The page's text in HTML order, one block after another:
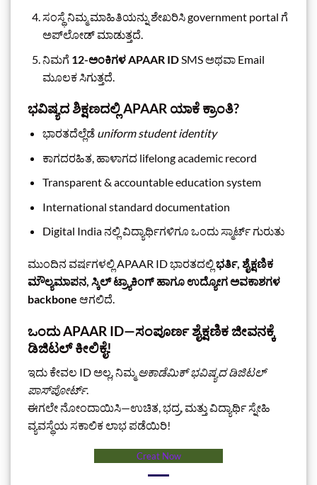
ಸಂಸ್ಥೆ ನಿಮ್ಮ ಮಾಹಿತಿಯನ್ನು ಶೇಖರಿಸಿ government portal ಗೆ
ಅಪ್‌ಲೋಡ್ ಮಾಡುತ್ತದೆ.
ನಿಮಗೆ 12-ಅಂಕಿಗಳ APAAR IDSMS ಅಥವಾ Email
ಮೂಲಕ ಸಿಗುತ್ತದೆ.
ಭವಿಷ್ಯದ ಶಿಕ್ಷಣದಲ್ಲಿ APAAR ಯಾಕೆ ಕ್ರಾಂತಿ?
ಭಾರತದೆಲ್ಲೆಡೆ uniform student identity
ಕಾಗದರಹಿತ, ಹಾಳಾಗದ lifelong academic record
Transparent & accountable education system
International standard documentation
Digital India ನಲ್ಲಿ ವಿದ್ಯಾರ್ಥಿಗಳಿಗೂ ಒಂದು ಸ್ಮಾರ್ಟ್ ಗುರುತು
ಮುಂದಿನ ವರ್ಷಗಳಲ್ಲಿ APAAR ID ಭಾರತದಲ್ಲಿಭರ್ತಿ, ಶೈಕ್ಷಣಿಕ
ಮೌಲ್ಯಮಾಪನ, ಸ್ಕಿಲ್ ಟ್ರ್ಯಾಕಿಂಗ್ ಹಾಗೂ ಉದ್ಯೋಗ ಅವಕಾಶಗಳ
backbone ಆಗಲಿದೆ.
ಒಂದು APAAR ID—ಸಂಪೂರ್ಣ ಶೈಕ್ಷಣಿಕ ಜೀವನಕ್ಕೆ
ಡಿಜಿಟಲ್ ಕೀಲಿಕೈ!
ಇದು ಕೇವಲ ID ಅಲ್ಲ, ನಿಮ್ಮಅಕಾಡೆಮಿಕ್ ಭವಿಷ್ಯದ ಡಿಜಿಟಲ್
ಪಾಸ್‌ಪೋರ್ಟ್.
ಈಗಲೇ ನೋಂದಾಯಿಸಿ—ಉಚಿತ, ಭದ್ರ, ಮತ್ತು ವಿದ್ಯಾರ್ಥಿ ಸ್ನೇಹಿ
ವ್ಯವಸ್ಥೆಯ ಸಕಾಲಿಕ ಲಾಭ ಪಡೆಯಿರಿ!
Creat Now